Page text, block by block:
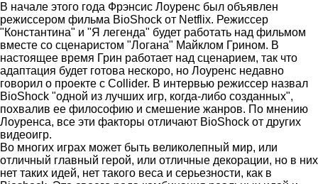
В начале этого года Фрэнсис Лоуренс был объявлен
режиссером фильма BioShock от Netflix. Режиссер
"Константина" и "Я легенда" будет работать над фильмом
вместе со сценаристом "Логана" Майклом Грином. В
настоящее время Грин работает над сценарием, так что
адаптация будет готова нескоро, но Лоуренс недавно
говорил о проекте с Collider. В интервью режиссер назвал
BioShock "одной из лучших игр, когда-либо созданных",
похвалив ее философию и смешение жанров. По мнению
Лоуренса, все эти факторы отличают BioShock от других
видеоигр.
Во многих играх может быть великолепный мир, или
отличный главный герой, или отличные декорации, но в них
нет таких идей, нет такого веса и серьезности, как в